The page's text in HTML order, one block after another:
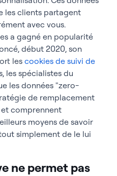
les clients partagent
avec vous.
a gagné en popularité
début 2020, son
lescookies de suivi de
les spécialistes du
les données "zero-
de remplacement
comprennent
moyens de savoir
simplement de le lui
ne permet pas